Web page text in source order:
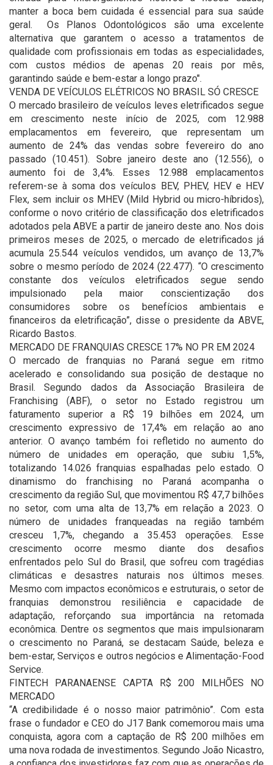
manter a boca bem cuidada é essencial para sua saúde
geral. Os Planos Odontológicos são uma excelente
alternativa que garantem o acesso a tratamentos de
qualidade com profissionais em todas as especialidades,
com custos médios de apenas 20 reais por mês,
garantindo saúde e bem-estar a longo prazo".
VENDA DE VEÍCULOS ELÉTRICOS NO BRASIL SÓ CRESCE
O mercado brasileiro de veículos leves eletrificados segue
em crescimento neste início de 2025, com 12.988
emplacamentos em fevereiro, que representam um
aumento de 24% das vendas sobre fevereiro do ano
passado (10.451). Sobre janeiro deste ano (12.556), o
aumento foi de 3,4%. Esses 12.988 emplacamentos
referem-se à soma dos veículos BEV, PHEV, HEV e HEV
Flex, sem incluir os MHEV (Mild Hybrid ou micro-híbridos),
conforme o novo critério de classificação dos eletrificados
adotados pela ABVE a partir de janeiro deste ano. Nos dois
primeiros meses de 2025, o mercado de eletrificados já
acumula 25.544 veículos vendidos, um avanço de 13,7%
sobre o mesmo período de 2024 (22.477). “O crescimento
constante dos veículos eletrificados segue sendo
impulsionado pela maior conscientização dos
consumidores sobre os benefícios ambientais e
financeiros da eletrificação”, disse o presidente da ABVE,
Ricardo Bastos.
MERCADO DE FRANQUIAS CRESCE 17% NO PR EM 2024
O mercado de franquias no Paraná segue em ritmo
acelerado e consolidando sua posição de destaque no
Brasil. Segundo dados da Associação Brasileira de
Franchising (ABF), o setor no Estado registrou um
faturamento superior a R$ 19 bilhões em 2024, um
crescimento expressivo de 17,4% em relação ao ano
anterior. O avanço também foi refletido no aumento do
número de unidades em operação, que subiu 1,5%,
totalizando 14.026 franquias espalhadas pelo estado. O
dinamismo do franchising no Paraná acompanha o
crescimento da região Sul, que movimentou R$ 47,7 bilhões
no setor, com uma alta de 13,7% em relação a 2023. O
número de unidades franqueadas na região também
cresceu 1,7%, chegando a 35.453 operações. Esse
crescimento ocorre mesmo diante dos desafios
enfrentados pelo Sul do Brasil, que sofreu com tragédias
climáticas e desastres naturais nos últimos meses.
Mesmo com impactos econômicos e estruturais, o setor de
franquias demonstrou resiliência e capacidade de
adaptação, reforçando sua importância na retomada
econômica. Dentre os segmentos que mais impulsionaram
o crescimento no Paraná, se destacam Saúde, beleza e
bem-estar, Serviços e outros negócios e Alimentação-Food
Service.
FINTECH PARANAENSE CAPTA R$ 200 MILHÕES NO
MERCADO
“A credibilidade é o nosso maior patrimônio”. Com esta
frase o fundador e CEO do J17 Bank comemorou mais uma
conquista, agora com a captação de R$ 200 milhões em
uma nova rodada de investimentos. Segundo João Nicastro,